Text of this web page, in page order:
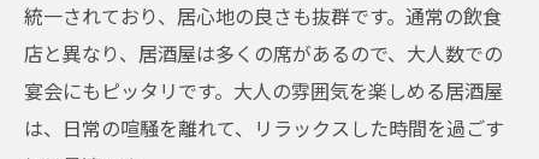
統一されており、居心地の良さも抜群です。通常の飲食
店と異なり、居酒屋は多くの席があるので、大人数での
宴会にもピッタリです。大人の雰囲気を楽しめる居酒屋
は、日常の喧騒を離れて、リラックスした時間を過ごす